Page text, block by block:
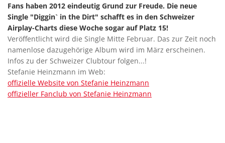
Fans haben 2012 eindeutig Grund zur Freude. Die neue
Single "Diggin` in the Dirt" schafft es in den Schweizer
Airplay-Charts diese Woche sogar auf Platz 15!
Veröffentlicht wird die Single Mitte Februar. Das zur Zeit noch
namenlose dazugehörige Album wird im März erscheinen.
Infos zu der Schweizer Clubtour folgen...!
Stefanie Heinzmann im Web:
offizielle Website von Stefanie Heinzmann
offizieller Fanclub von Stefanie Heinzmann